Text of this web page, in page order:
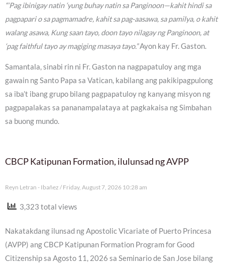
“‘Pag ibinigay natin ‘yung buhay natin sa Panginoon—kahit hindi sa
pagpapari o sa pagmamadre, kahit sa pag-aasawa, sa pamilya, o kahit
walang asawa, Kung saan tayo, doon tayo nilagay ng Panginoon, at
‘pag faithful tayo ay magiging masaya tayo.”Ayon kay Fr. Gaston.
Samantala, sinabi rin ni Fr. Gaston na nagpapatuloy ang mga
gawain ng Santo Papa sa Vatican, kabilang ang pakikipagpulong
sa iba’t ibang grupo bilang pagpapatuloy ng kanyang misyon ng
pagpapalakas sa pananampalataya at pagkakaisa ng Simbahan
sa buong mundo.
CBCP Katipunan Formation, ilulunsad ng AVPP
Reyn Letran - Ibañez Friday, August 7, 2026 10:28 am
3,323 total views
Nakatakdang ilunsad ng Apostolic Vicariate of Puerto Princesa
(AVPP) ang CBCP Katipunan Formation Program for Good
Citizenship sa Agosto 11, 2026 sa Seminario de San Jose bilang